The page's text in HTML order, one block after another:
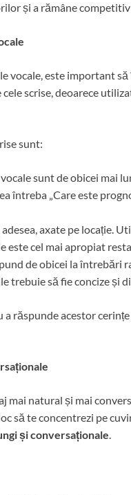
și a rămâne
vocale, este important să
scrise, deoarece
sunt:
sunt de obicei mai
întreba „Care este
axate pe locație.
este cel mai apropiat
de obicei la întrebări
trebuie să fie concize și
răspunde acestor
mai natural și mai
să te concentrezi pe
și conversaționale.